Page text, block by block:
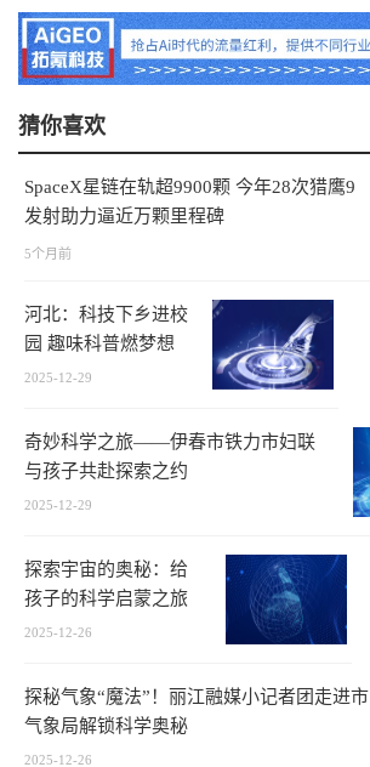
猜你喜欢
SpaceX星链在轨超9900颗 今年28次猎鹰9
发射助力逼近万颗里程碑
5个月前
河北：科技下乡进校
园 趣味科普燃梦想
2025-12-29
奇妙科学之旅——伊春市铁力市妇联
与孩子共赴探索之约
2025-12-29
探索宇宙的奥秘：给
孩子的科学启蒙之旅
2025-12-26
探秘气象“魔法”！丽江融媒小记者团走进市
气象局解锁科学奥秘
2025-12-26